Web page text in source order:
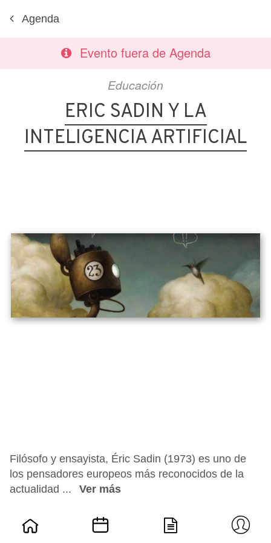
Agenda
Evento fuera de Agenda
Educación
ERIC SADIN Y LA
INTELIGENCIA ARTIFICIAL
Filósofo y ensayista, Éric Sadin (1973) es uno de
los pensadores europeos más reconocidos de la
actualidad ...
Ver más